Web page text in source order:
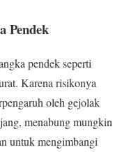
Pendek
pendek seperti
Karena risikonya
oleh gejolak
menabung mungkin
untuk mengimbangi